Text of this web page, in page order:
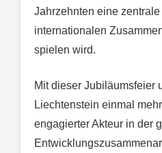
Jahrzehnten eine
internationalen
spielen wird.
Mit dieser Jubiläumsfeier
Liechtenstein einmal
engagierter Akteur in der